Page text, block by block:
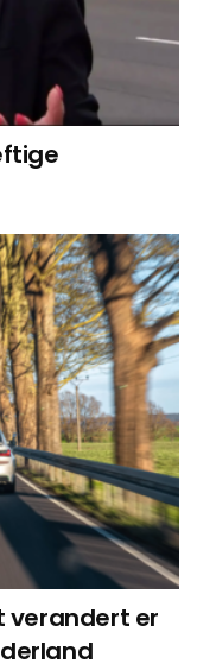
verandert er